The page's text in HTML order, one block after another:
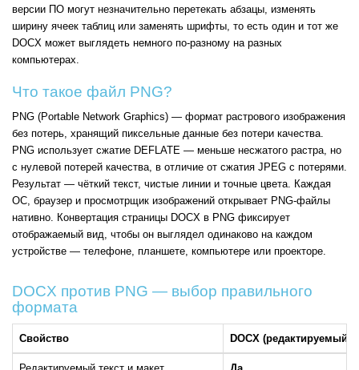
версии ПО могут незначительно перетекать абзацы, изменять
ширину ячеек таблиц или заменять шрифты, то есть один и тот же
DOCX может выглядеть немного по-разному на разных
компьютерах.
Что такое файл PNG?
PNG (Portable Network Graphics) — формат растрового изображения
без потерь, хранящий пиксельные данные без потери качества.
PNG использует сжатие DEFLATE — меньше несжатого растра, но
с нулевой потерей качества, в отличие от сжатия JPEG с потерями.
Результат — чёткий текст, чистые линии и точные цвета. Каждая
ОС, браузер и просмотрщик изображений открывает PNG-файлы
нативно. Конвертация страницы DOCX в PNG фиксирует
отображаемый вид, чтобы он выглядел одинаково на каждом
устройстве — телефоне, планшете, компьютере или проекторе.
DOCX против PNG — выбор правильного
формата
Свойство DOCX (редактируемый)